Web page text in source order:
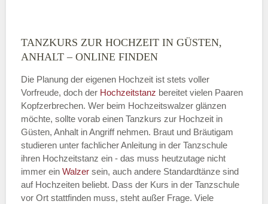
Montag
—
ÖFFNUNGSZEITEN HINZUFÜGEN
Dienstag
—
TANZKURS ZUR HOCHZEIT IN GÜSTEN,
ANHALT – ONLINE FINDEN
Die Planung der eigenen Hochzeit ist stets voller
Vorfreude, doch der Hochzeitstanz bereitet vielen Paaren
Kopfzerbrechen. Wer beim Hochzeitswalzer glänzen
möchte, sollte vorab einen Tanzkurs zur Hochzeit in
Güsten, Anhalt in Angriff nehmen. Braut und Bräutigam
studieren unter fachlicher Anleitung in der Tanzschule
ihren Hochzeitstanz ein - das muss heutzutage nicht
immer ein Walzer sein, auch andere Standardtänze sind
auf Hochzeiten beliebt. Dass der Kurs in der Tanzschule
vor Ort stattfinden muss, steht außer Frage. Viele